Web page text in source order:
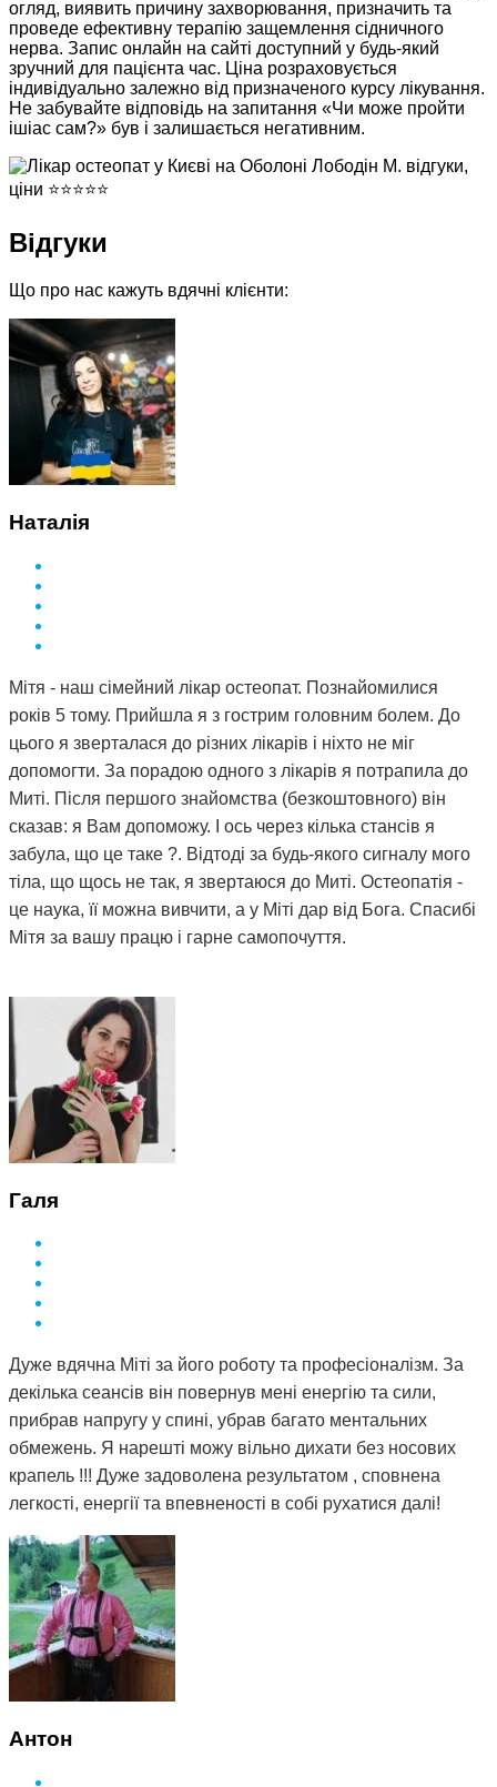
огляд, виявить причину захворювання, призначить та
проведе ефективну терапію защемлення сідничного
нерва. Запис онлайн на сайті доступний у будь-який
зручний для пацієнта час. Ціна розраховується
індивідуально залежно від призначеного курсу лікування.
Не забувайте відповідь на запитання «Чи може пройти
ішіас сам?» був і залишається негативним.
Відгуки
Що про нас кажуть вдячні клієнти:
Наталія
Мітя - наш сімейний лікар остеопат. Познайомилися
років 5 тому. Прийшла я з гострим головним болем. До
цього я зверталася до різних лікарів і ніхто не міг
допомогти. За порадою одного з лікарів я потрапила до
Миті. Після першого знайомства (безкоштовного) він
сказав: я Вам допоможу. І ось через кілька стансів я
забула, що це таке ?. Відтоді за будь-якого сигналу мого
тіла, що щось не так, я звертаюся до Миті. Остеопатія -
це наука, її можна вивчити, а у Міті дар від Бога. Спасибі
Мітя за вашу працю і гарне самопочуття.
Галя
Дуже вдячна Міті за його роботу та професіоналізм. За
декілька сеансів він повернув мені енергію та сили,
прибрав напругу у спині, убрав багато ментальних
обмежень. Я нарешті можу вільно дихати без носових
крапель !!! Дуже задоволена результатом , сповнена
легкості, енергії та впевненості в собі рухатися далі!
Антон